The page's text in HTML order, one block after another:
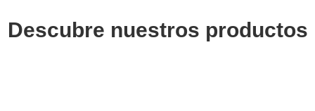
Descubre nuestros productos